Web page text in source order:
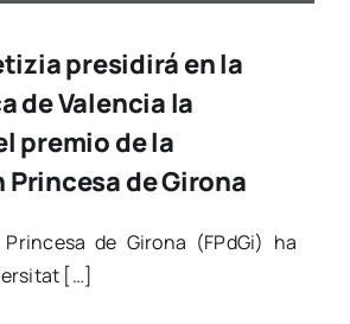
presidirá en la
de Valencia la
premio de la
Princesa de Girona
de Giro­na (FPd­Gi) ha
[…]